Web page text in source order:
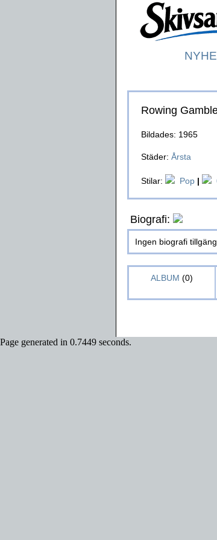
Rowing
Bildades: 1965
Städer: Årsta
Stilar: Pop |
Biografi:
Ingen biografi
ALBUM (0)
Page generated in 0.7449 seconds.